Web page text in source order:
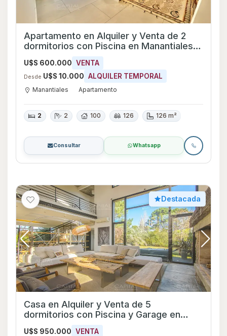
Apartamento en Alquiler y Venta de 2
dormitorios con Piscina en Manantiales,
U$S 600.000 VENTA
Desde U$S 10.000 ALQUILER TEMPORAL
Manantiales Apartamento
2 2 100 126 126 m²
Consultar Whatsapp
Destacada
Casa en Alquiler y Venta de 5
dormitorios con Piscina y Garage en
Punta del Este, Maldonado
U$S 950.000 VENTA